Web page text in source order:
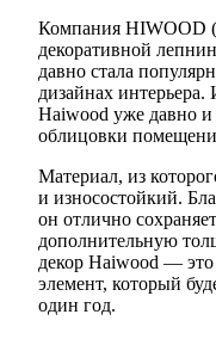
Компания HIWOOD
декоративной
давно стала
дизайнах
Haiwood уже давно и
облицовки
Материал, из
и износостойкий.
он отлично
дополнительную
декор Haiwood —
элемент, который
один год.